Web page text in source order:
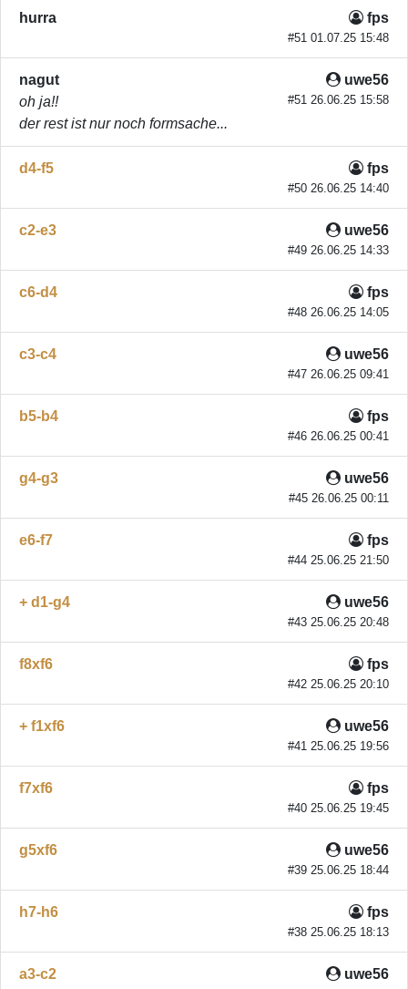
fps
#51 01.07.25 15:48
hurra
uwe56
#51 26.06.25 15:58
nagut
oh ja!!
der rest ist nur noch formsache...
fps
#50 26.06.25 14:40
d4-f5
uwe56
#49 26.06.25 14:33
c2-e3
fps
#48 26.06.25 14:05
c6-d4
uwe56
#47 26.06.25 09:41
c3-c4
fps
#46 26.06.25 00:41
b5-b4
uwe56
#45 26.06.25 00:11
g4-g3
fps
#44 25.06.25 21:50
e6-f7
uwe56
#43 25.06.25 20:48
+ d1-g4
fps
#42 25.06.25 20:10
f8xf6
uwe56
#41 25.06.25 19:56
+ f1xf6
fps
#40 25.06.25 19:45
f7xf6
uwe56
#39 25.06.25 18:44
g5xf6
fps
#38 25.06.25 18:13
h7-h6
uwe56
a3-c2